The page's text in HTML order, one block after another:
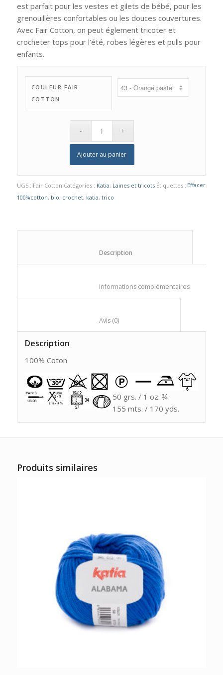
est parfait pour les vestes et gilets de bébé, pour les
grenouillères confortables ou les douces couvertures.
Avec Fair Cotton, on peut églement tricoter et
crocheter tops pour l’été, robes légères et pulls pour
enfants.
COULEUR FAIR
COTTON
Effacer
Ajouter au panier
UGS : Fair Cotton Catégories : Katia, Laines et tricots Étiquettes :
100%cotton, bio, crochet, katia, trico
Informations
						Avis (0)
Description
100% Coton
50 grs. / 1 oz. ¾
155 mts. / 170 yds.
Produits similaires